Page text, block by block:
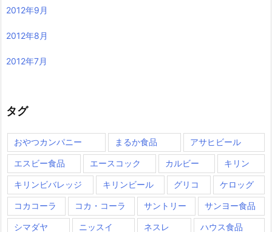
2012年9月
2012年8月
2012年7月
タグ
おやつカンパニー まるか食品 アサヒビール
エスビー食品 エースコック カルビー キリン
キリンビバレッジ キリンビール グリコ ケロッグ
コカコーラ コカ・コーラ サントリー サンヨー食品
シマダヤ ニッスイ ネスレ ハウス食品